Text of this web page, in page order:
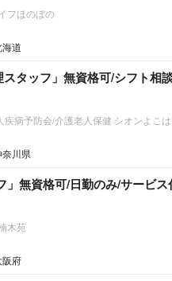
フほのぼの
道
スタッフ」無資格可/シフト相
病予防会/介護老人保健 シオンよこは
川県
」無資格可/日勤のみ/サービ
木苑
阪府